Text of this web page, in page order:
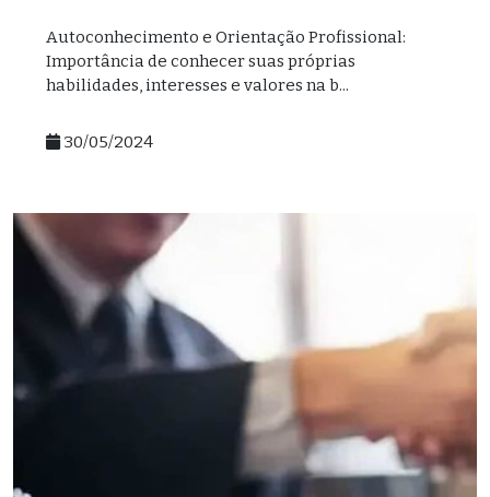
Autoconhecimento e Orientação Profissional:
Importância de conhecer suas próprias
habilidades, interesses e valores na b...
30/05/2024